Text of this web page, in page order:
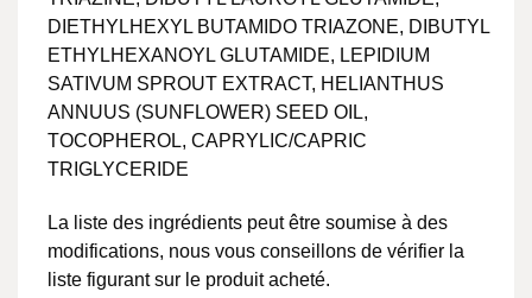
DIETHYLHEXYL BUTAMIDO TRIAZONE, DIBUTYL
ETHYLHEXANOYL GLUTAMIDE, LEPIDIUM
SATIVUM SPROUT EXTRACT, HELIANTHUS
ANNUUS (SUNFLOWER) SEED OIL,
TOCOPHEROL, CAPRYLIC/CAPRIC
TRIGLYCERIDE
La liste des ingrédients peut être soumise à des
modifications, nous vous conseillons de vérifier la
liste figurant sur le produit acheté.